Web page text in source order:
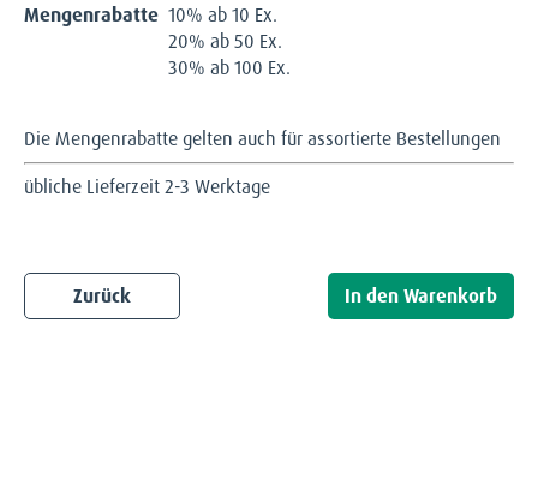
Mengenrabatte 10% ab 10 Ex.
20% ab 50 Ex.
30% ab 100 Ex.
Die Mengenrabatte gelten auch für assortierte Bestellungen
übliche Lieferzeit 2-3 Werktage
Zurück